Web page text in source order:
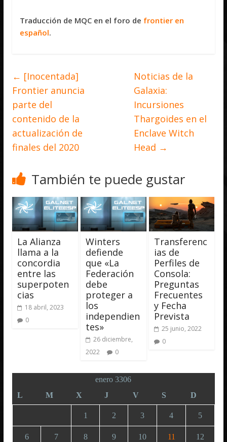
Traducción de MQC en el foro de frontier en
español.
← [Inocentada]
Frontier anuncia
parte del
contenido de la
actualización de
finales del 2020
Noticias de la
Galaxia:
Incursiones
Thargoides en el
Enclave Witch
Head →
También te puede gustar
La Alianza
llama a la
concordia
entre las
superpoten
cias
18 abril, 2023
0
Winters
defiende
que «La
Federación
debe
proteger a
los
independien
tes»
26 diciembre,
2022
0
Transferenc
ias de
Perfiles de
Consola:
Preguntas
Frecuentes
y Fecha
Prevista
25 junio, 2022
0
enero 3306
L
M X J V S D
1 2 3 4 5
6 7 8 9 10 11 12